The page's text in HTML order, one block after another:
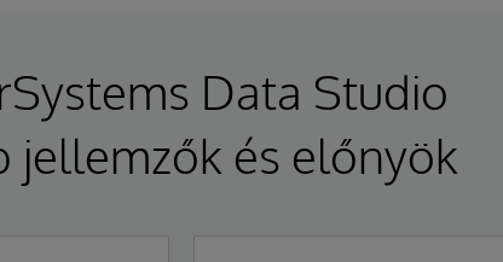
Data Studio
jellemzők és előnyök